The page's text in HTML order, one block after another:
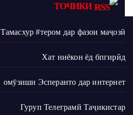
ТОЧИКИ
Тамасхур #тером дар фазои маҷозӣ
Хат ниёкон ёд бпгирӣд
омӯзиши Эсперанто дар интернет
Гуруп Телеграмй Таҷикистар